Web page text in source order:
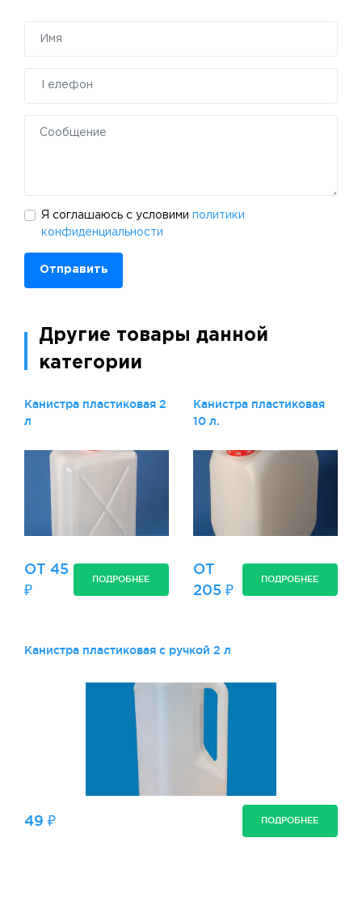
Я соглашаюсь с условими политики
конфиденциальности
Отправить
Другие товары данной
категории
Канистра пластиковая 2
л
ОТ 45
₽
ПОДРОБНЕЕ
Канистра пластиковая
10 л.
ОТ
205 ₽
ПОДРОБНЕЕ
Канистра пластиковая с ручкой 2 л
49 ₽ ПОДРОБНЕЕ